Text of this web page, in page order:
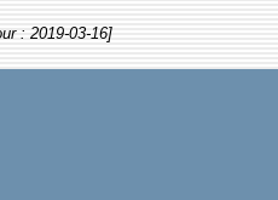
: 2019-03-16]